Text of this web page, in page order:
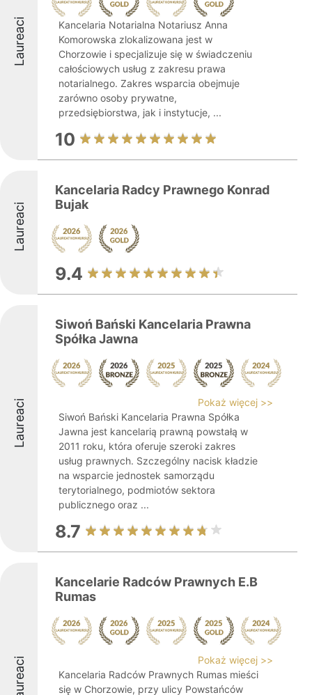
Laureaci
Kancelaria Notarialna Notariusz Anna
Komorowska zlokalizowana jest w
Chorzowie i specjalizuje się w świadczeniu
całościowych usług z zakresu prawa
notarialnego. Zakres wsparcia obejmuje
zarówno osoby prywatne,
przedsiębiorstwa, jak i instytucje, ...
10
Laureaci
Kancelaria Radcy Prawnego Konrad
Bujak
9.4
Laureaci
Siwoń Bański Kancelaria Prawna
Spółka Jawna
Pokaż więcej >>
Siwoń Bański Kancelaria Prawna Spółka
Jawna jest kancelarią prawną powstałą w
2011 roku, która oferuje szeroki zakres
usług prawnych. Szczególny nacisk kładzie
na wsparcie jednostek samorządu
terytorialnego, podmiotów sektora
publicznego oraz ...
8.7
Laureaci
Kancelarie Radców Prawnych E.B
Rumas
Pokaż więcej >>
Kancelaria Radców Prawnych Rumas mieści
się w Chorzowie, przy ulicy Powstańców